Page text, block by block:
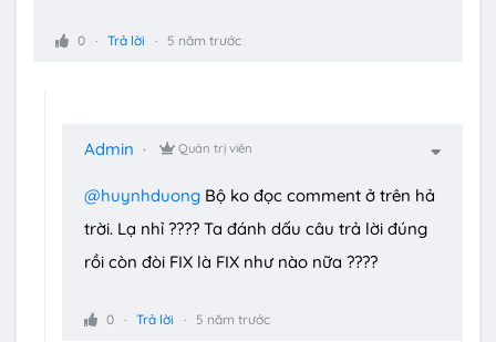
0 Trả lời 5 năm trước
Admin Quản trị viên
@huynhduong Bộ ko đọc comment ở trên hả
trời. Lạ nhỉ ???? Ta đánh dấu câu trả lời đúng
rồi còn đòi FIX là FIX như nào nữa ????
0 Trả lời 5 năm trước